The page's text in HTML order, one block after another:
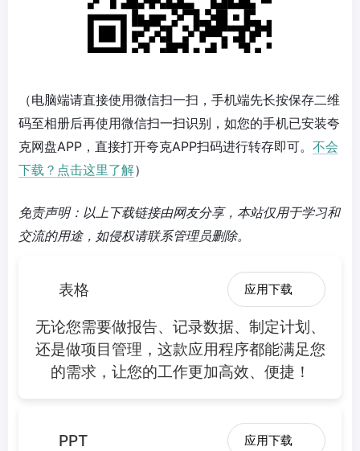
（电脑端请直接使用微信扫一扫，手机端先长按保存二维
码至相册后再使用微信扫一扫识别，如您的手机已安装夸
克网盘APP，直接打开夸克APP扫码进行转存即可。 不会
下载？点击这里了解）
免责声明：以上下载链接由网友分享，本站仅用于学习和
交流的用途，如侵权请联系管理员删除。
表格 应用下载
无论您需要做报告、记录数据、制定计划、
还是做项目管理，这款应用程序都能满足您
的需求，让您的工作更加高效、便捷！
PPT 应用下载